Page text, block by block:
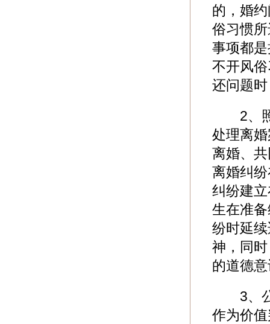
的，婚
俗习惯
事项都
不开风
还问题
2、照
处理离
离婚、
离婚纠
纠纷建
生在准
纷时延
神，同
的道德
3、公
作为价